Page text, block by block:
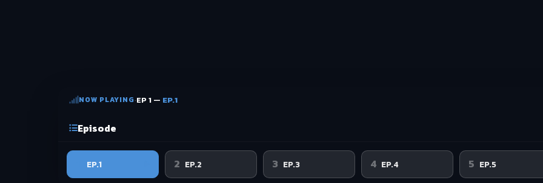
NOW PLAYING·EP 1 — EP.1
Episode
EP.1 2 EP.2 3 EP.3 4 EP.4 5 EP.5